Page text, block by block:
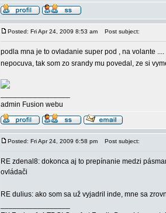
Posted: Fri Apr 24, 2009 8:53 am Post subject:
podla mna je to ovladanie super pod , na volante
nepocuva, tak som zo srandy mu povedal, ze si
admin Fusion webu
Posted: Fri Apr 24, 2009 6:58 pm Post subject:
RE zdenal8: dokonca aj to prepínanie medzi
ovládači
RE dulius: ako som sa už vyjadril inde, mne sa